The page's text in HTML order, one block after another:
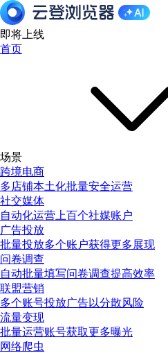
即将上线
首页
场景
跨境电商
多店铺本土化批量安全运营
社交媒体
自动化运营上百个社媒账户
广告投放
批量投放多个账户获得更多展现
问卷调查
自动批量填写问卷调查提高效率
联盟营销
多个账号投放广告以分散风险
流量变现
批量运营账号获取更多曝光
网络爬虫